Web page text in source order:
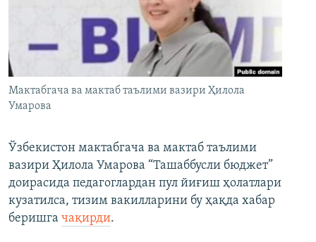
Мактабгача ва мактаб таълими вазири Ҳилола
Умарова
Ўзбекистон мактабгача ва мактаб таълими
вазири Ҳилола Умарова “Ташаббусли бюджет”
доирасида педагоглардан пул йиғиш ҳолатлари
кузатилса, тизим вакилларини бу ҳақда хабар
беришга чақирди.